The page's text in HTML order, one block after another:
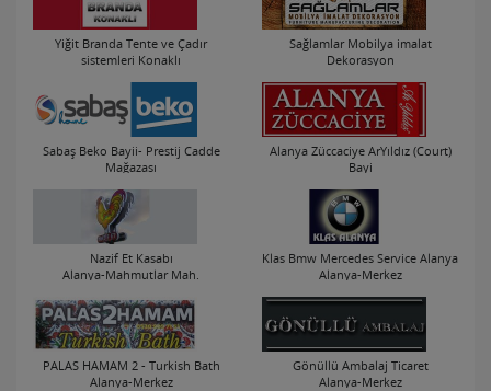
Yiğit Branda Tente ve Çadır
sistemleri Konaklı
Sağlamlar Mobilya imalat
Dekorasyon
Sabaş Beko Bayii- Prestij Cadde
Mağazası
Alanya Züccaciye ArYıldız (Court)
Bayi
Nazif Et Kasabı
Alanya-Mahmutlar Mah.
Klas Bmw Mercedes Service Alanya
Alanya-Merkez
PALAS HAMAM 2 - Turkish Bath
Alanya-Merkez
Gönüllü Ambalaj Ticaret
Alanya-Merkez